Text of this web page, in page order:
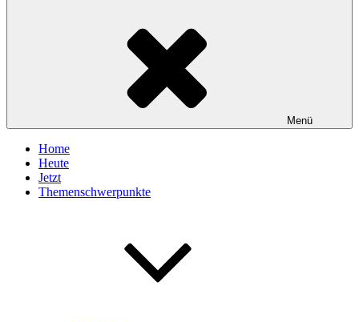
Menü
Home
Heute
Jetzt
Themenschwerpunkte